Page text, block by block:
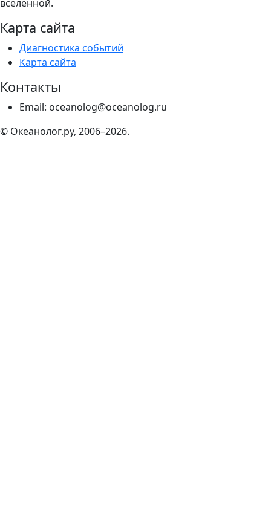
вселенной.
Карта сайта
Диагностика событий
Карта сайта
Контакты
Email: oceanolog@oceanolog.ru
© Океанолог.ру, 2006–2026.